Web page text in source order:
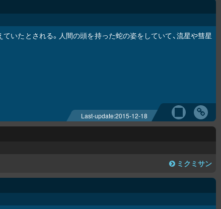
いたとされる。人間の頭を持った蛇の姿をしていて、流星や彗星
Last-update:2015-12-18
ミクミサン